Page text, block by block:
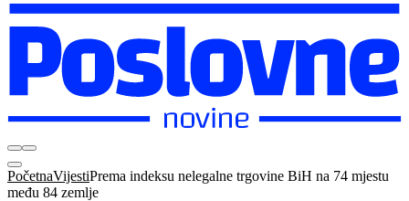
PočetnaVijestiPrema indeksu nelegalne trgovine BiH na 74 mjestu
među 84 zemlje